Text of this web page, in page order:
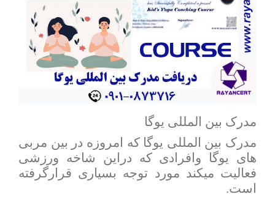
مدرک بین المللی یوگا
مدرک بین المللی یوگا که امروزه در بین مربی
های یوگا وافرادی که دراین شاخه ورزشی
فعالیت میکند مورد توجه بسیاری قرارگرفته
است.